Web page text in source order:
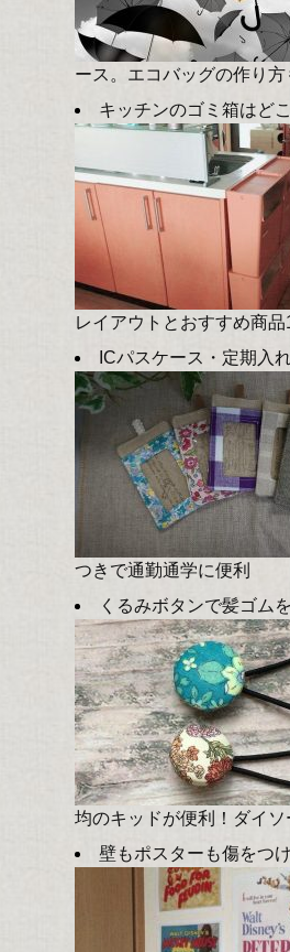
ース。エコバッグの作り方
キッチンのゴミ箱はど
レイアウトとおすすめ商品
ICパスケース・定期入
つきで通勤通学に便利
くるみボタンで髪ゴム
均のキッドが便利！ダイ
壁もポスターも傷をつ